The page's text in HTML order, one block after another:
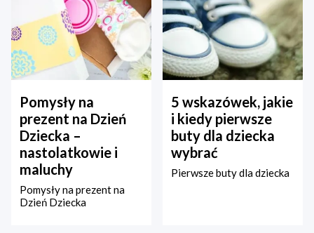
Pomysły na
prezent na Dzień
Dziecka –
nastolatkowie i
maluchy
Pomysły na prezent na
Dzień Dziecka
5 wskazówek, jakie
i kiedy pierwsze
buty dla dziecka
wybrać
Pierwsze buty dla dziecka